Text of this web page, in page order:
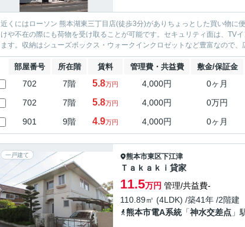
近くにはローソン 熊本湖東三丁目店(徒歩3分)がありちょっとした買い物
けや不在の際にも荷物を受け取ることが可能です。セキュリティ面は、TV
ます。収納はシューズボックス・ウォークインクロゼットなど豊富なので
部屋番号 所在階 賃料 管理費・共益費 敷金/保証金
702 7階 5.8万円 4,000円 0ヶ月
702 7階 5.8万円 4,000円 0万円
901 9階 4.9万円 4,000円 0ヶ月
一戸建て 熊本市東区下江津
Ｔａｋａｋｉ貸家
11.5万円 管理/共益費-
110.89㎡ (4LDK) /築41年 /2階建
熊本市電A系統「神水交差点 」